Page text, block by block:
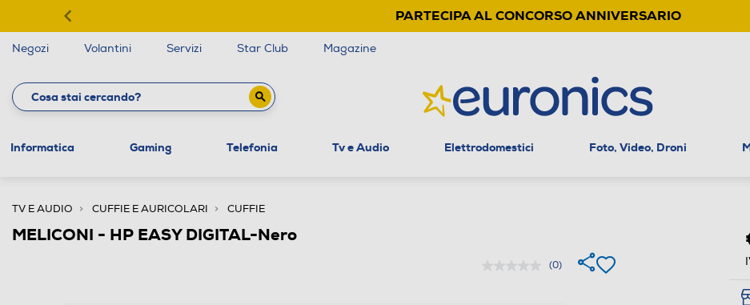
PARTECIPA AL CONCORSO ANNIVERSARIO
Negozi Volantini Servizi Star Club Magazine
Informatica Gaming Telefonia Tv e Audio Elettrodomestici Foto, Video, Droni
TV E AUDIO CUFFIE E AURICOLARI CUFFIE
MELICONI - HP EASY DIGITAL-Nero
(0)